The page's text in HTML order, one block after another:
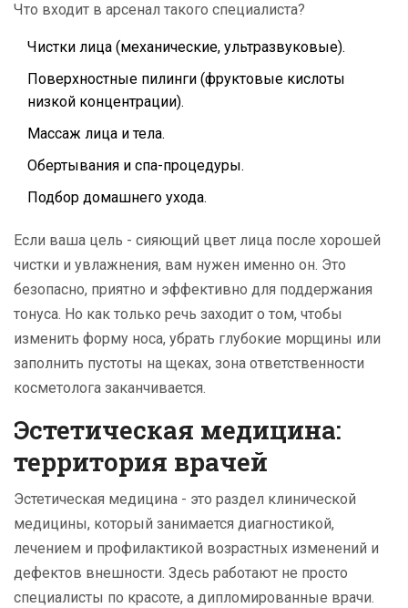
Что входит в арсенал такого специалиста?
Чистки лица (механические, ультразвуковые).
Поверхностные пилинги (фруктовые кислоты
низкой концентрации).
Массаж лица и тела.
Обертывания и спа-процедуры.
Подбор домашнего ухода.
Если ваша цель - сияющий цвет лица после хорошей
чистки и увлажнения, вам нужен именно он. Это
безопасно, приятно и эффективно для поддержания
тонуса. Но как только речь заходит о том, чтобы
изменить форму носа, убрать глубокие морщины или
заполнить пустоты на щеках, зона ответственности
косметолога заканчивается.
Эстетическая медицина:
территория врачей
Эстетическая медицина - это раздел клинической
медицины, который занимается диагностикой,
лечением и профилактикой возрастных изменений и
дефектов внешности. Здесь работают не просто
специалисты по красоте, а дипломированные врачи.